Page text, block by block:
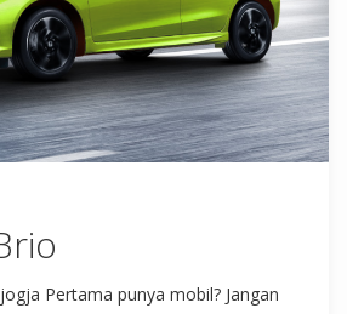
Pertama punya mobil? Jangan